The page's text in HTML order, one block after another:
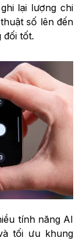
lại lượng chi
số lên đến
đối tốt.
tính năng AI
tối ưu khung